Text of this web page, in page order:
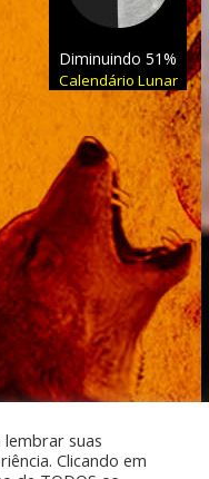
Diminuindo 51%
Calendário Lunar
suas
Clicando em